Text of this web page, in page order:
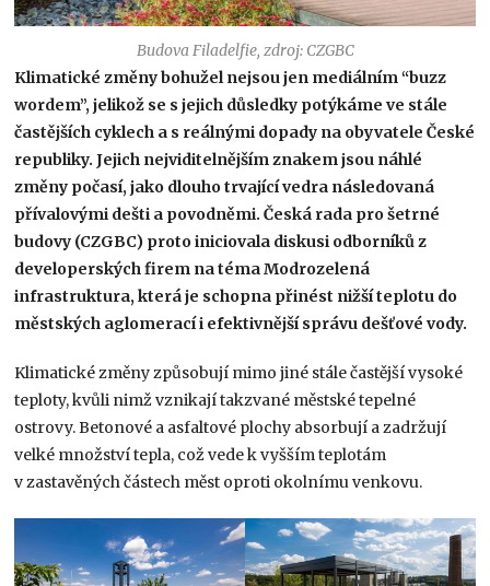
Budova Filadelfie, zdroj: CZGBC
Klimatické změny bohužel nejsou jen mediálním “buzz
wordem”, jelikož se s jejich důsledky potýkáme ve stále
častějších cyklech a s reálnými dopady na obyvatele České
republiky. Jejich nejviditelnějším znakem jsou náhlé
změny počasí, jako dlouho trvající vedra následovaná
přívalovými dešti a povodněmi. Česká rada pro šetrné
budovy (CZGBC) proto iniciovala diskusi odborníků z
developerských firem na téma Modrozelená
infrastruktura, která je schopna přinést nižší teplotu do
městských aglomerací i efektivnější správu dešťové vody.
Klimatické změny způsobují mimo jiné stále častější vysoké
teploty, kvůli nimž vznikají takzvané městské tepelné
ostrovy. Betonové a asfaltové plochy absorbují a zadržují
velké množství tepla, což vede k vyšším teplotám
v zastavěných částech měst oproti okolnímu venkovu.